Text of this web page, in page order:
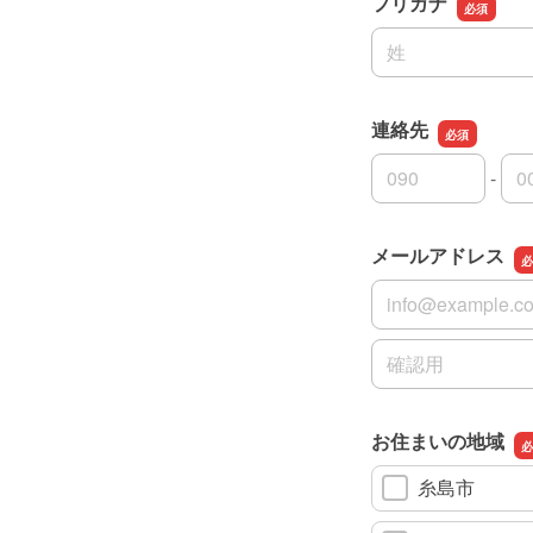
名前の姓
連絡先
連絡先の市外局番
-
連絡先の市内局番
連絡先の加入者番
メールアドレス
メールアドレス
メールアドレスの
お住まいの地域
糸島市